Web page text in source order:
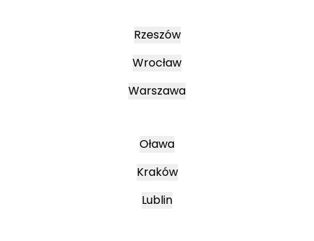
Rzeszów
Wrocław
Warszawa
Oława
Kraków
Lublin